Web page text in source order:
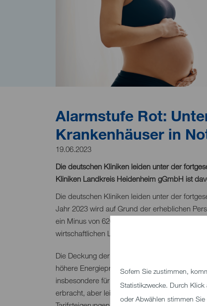
Sofern Sie zustimmen,
Statistikzwecke. Durch
oder Abwählen stimmen
Alarmstufe Rot:
Krankenhäuser in
19.06.2023
Die deutschen Kliniken leiden unter der
Kliniken Landkreis Heidenheim gGmbH ist
Die deutschen Kliniken leiden unter der
Jahr 2023 wird auf Grund der erheblichen
ein Minus von 620 Millionen Euro erwartet.
wirtschaftlichen Lage betroffen!
Die Deckung der laufenden Betriebskosten
höhere Energiepreise nicht an die
insbesondere für das Jahr 2023 hat zwar die
erbracht, aber leider pressen die auf